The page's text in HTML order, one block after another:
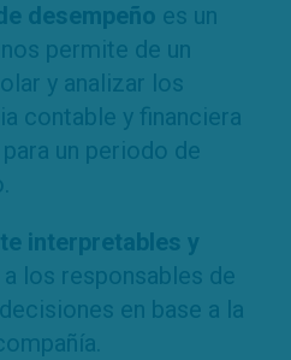
desempeño es un
permite de un
y analizar los
contable y financiera
un periodo de
interpretables y
a los responsables de
en base a la